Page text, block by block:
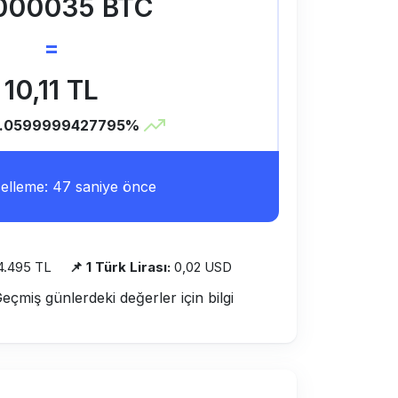
BTC
=
10,11 TL
47 saniye önce
TL 📌 1 Türk Lirası: 0,02 USD
günlerdeki değerler için bilgi